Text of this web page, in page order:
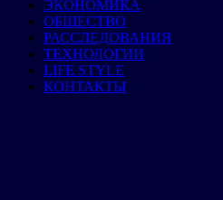
ЭКОНОМИКА
ОБЩЕСТВО
РАССЛЕДОВАНИЯ
ТЕХНОЛОГИИ
LIFE STYLE
КОНТАКТЫ